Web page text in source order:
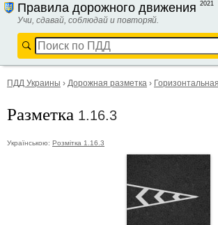
Правила дорожного движения 2021
Учи, сдавай, соблюдай и повторяй.
ПДД Украины › Дорожная разметка ›
Разметка 1.16.3
Українською: Розмітка 1.16.3